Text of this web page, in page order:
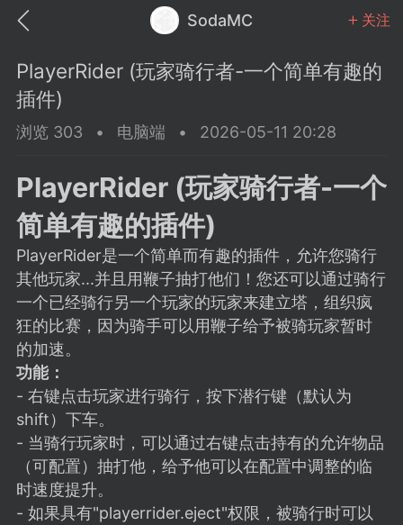
SodaMC 关注
中文社区 SodaMC
教程 材质 社区
潮涌核心
11-27 02:06
议贴】SodaMC 的改进与建议 🧃
社区的建议&反馈板块，欢迎每
在这里畅所欲言，提出你对 社区功能、
、管理方式等方面 的任何想法！...
PlayerRider (玩家骑行者-一个简单有趣的
插件)
浏览 303 • 电脑端 • 2026-05-11 20:28
PlayerRider (玩家骑行者-一个
简单有趣的插件)
PlayerRider是一个简单而有趣的插件，允许您骑行
其他玩家...并且用鞭子抽打他们！您还可以通过骑行
一个已经骑行另一个玩家的玩家来建立塔，组织疯
狂的比赛，因为骑手可以用鞭子给予被骑玩家暂时
的加速。
功能：
- 右键点击玩家进行骑行，按下潜行键（默认为
shift）下车。
- 当骑行玩家时，可以通过右键点击持有的允许物品
（可配置）抽打他，给予他可以在配置中调整的临
时速度提升。
- 如果具有"playerrider.eject"权限，被骑行时可以